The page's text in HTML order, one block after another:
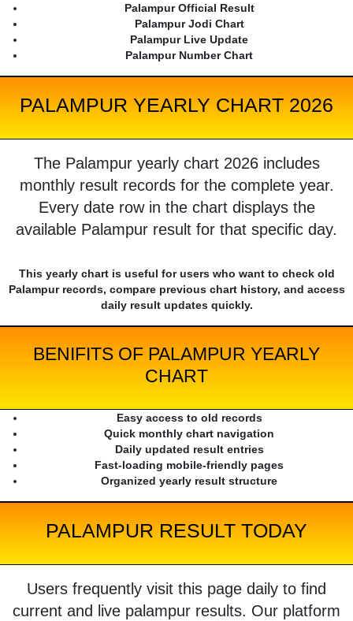
Palampur Official Result
Palampur Jodi Chart
Palampur Live Update
Palampur Number Chart
PALAMPUR YEARLY CHART 2026
The Palampur yearly chart 2026 includes
monthly result records for the complete year.
Every date row in the chart displays the
available Palampur result for that specific day.
This yearly chart is useful for users who want to check old
Palampur records, compare previous chart history, and access
daily result updates quickly.
BENIFITS OF PALAMPUR YEARLY
CHART
Easy access to old records
Quick monthly chart navigation
Daily updated result entries
Fast-loading mobile-friendly pages
Organized yearly result structure
PALAMPUR RESULT TODAY
Users frequently visit this page daily to find
current and live palampur results. Our platform